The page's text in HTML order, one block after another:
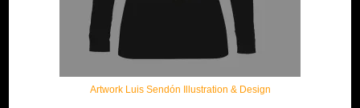
Artwork Luis Sendón Illustration & Design